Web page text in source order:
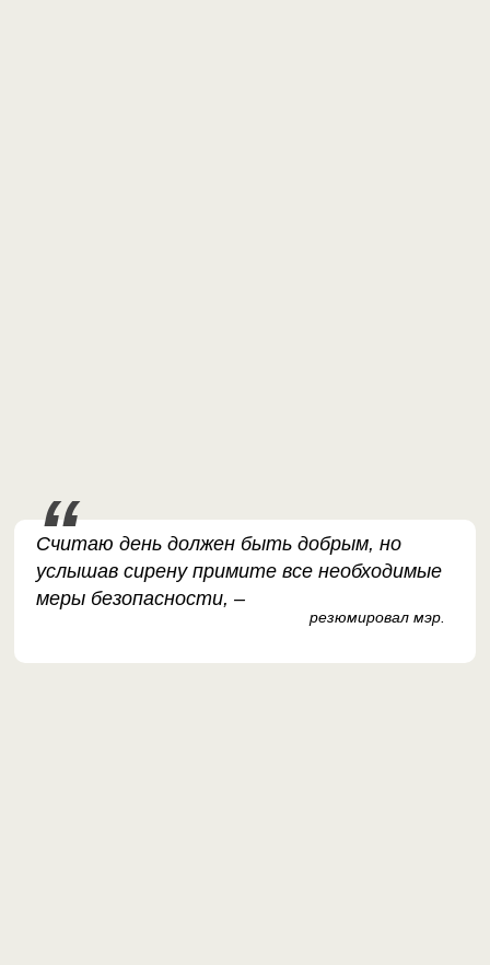
Считаю день должен быть добрым, но
услышав сирену примите все необходимые
меры безопасности, –
резюмировал мэр.